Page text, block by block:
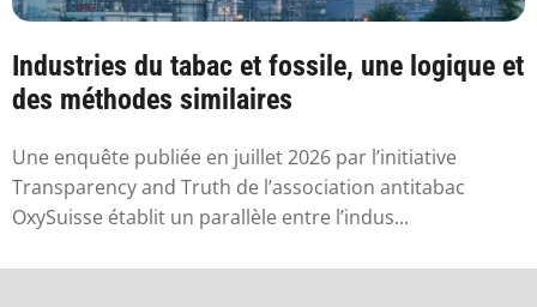
Industries du tabac et fossile, une logique et
des méthodes similaires
Une enquête publiée en juillet 2026 par l’initiative
Transparency and Truth de l’association antitabac
OxySuisse établit un parallèle entre l’indus...